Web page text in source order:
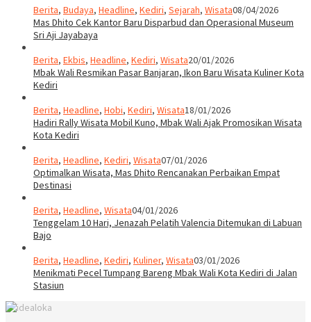
Berita, Budaya, Headline, Kediri, Sejarah, Wisata08/04/2026
Mas Dhito Cek Kantor Baru Disparbud dan Operasional Museum
Sri Aji Jayabaya
Berita, Ekbis, Headline, Kediri, Wisata20/01/2026
Mbak Wali Resmikan Pasar Banjaran, Ikon Baru Wisata Kuliner Kota
Kediri
Berita, Headline, Hobi, Kediri, Wisata18/01/2026
Hadiri Rally Wisata Mobil Kuno, Mbak Wali Ajak Promosikan Wisata
Kota Kediri
Berita, Headline, Kediri, Wisata07/01/2026
Optimalkan Wisata, Mas Dhito Rencanakan Perbaikan Empat
Destinasi
Berita, Headline, Wisata04/01/2026
Tenggelam 10 Hari, Jenazah Pelatih Valencia Ditemukan di Labuan
Bajo
Berita, Headline, Kediri, Kuliner, Wisata03/01/2026
Menikmati Pecel Tumpang Bareng Mbak Wali Kota Kediri di Jalan
Stasiun